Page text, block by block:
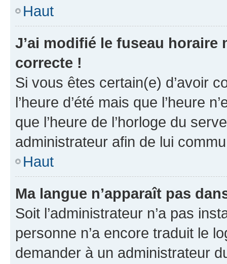
Haut
J’ai modifié le fuseau horaire
correcte !
Si vous êtes certain(e) d’avoir
l’heure d’été mais que l’heure
que l’heure de l’horloge du
administrateur afin de lui
Haut
Ma langue n’apparaît pas
Soit l’administrateur n’a pas
personne n’a encore traduit le
demander à un administrateur